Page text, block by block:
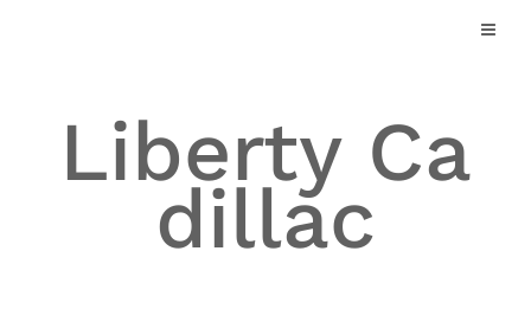
Liberty Ca
dillac